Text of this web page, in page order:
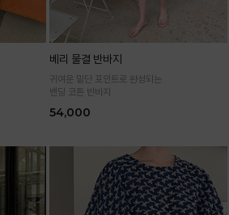
베리 물결 반바지
귀여운 밑단 포인트로 완성되는
밴딩 코튼 반바지
54,000